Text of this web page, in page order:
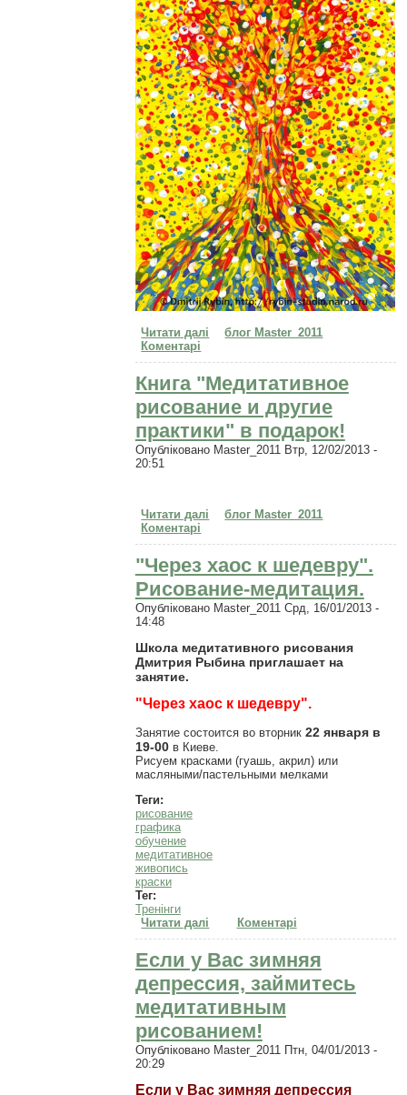
Читати далі про Медитативная живопись и
рисовать по скайп?
блог Master_2011
Коментарі
Книга "Медитативное
рисование и другие
практики" в подарок!
Опубліковано Master_2011Втр, 12/02/2013 -
20:51
Читати далі про Книга "Медитативное
подарок!
блог Master_2011
Коментарі
"Через хаос к шедевру".
Рисование-медитация.
Опубліковано Master_2011Срд, 16/01/2013 -
14:48
Школа медитативного рисования
Дмитрия Рыбина приглашает на
занятие.
"Через хаос к шедевру".
Занятие состоится во вторник 22 января в
19-00в Киеве.
Рисуем красками (гуашь, акрил) или
масляными/пастельными мелками
Теги:
рисование
графика
обучение
медитативное
живопись
краски
Тег:
Тренінги
Читати далі про "Через хаос к шедевру".
Рисование-медитация.
Коментарі
Если у Вас зимняя
депрессия, займитесь
медитативным
рисованием!
Опубліковано Master_2011 Птн, 04/01/2013 -
20:29
Если у Вас зимняя депрессия